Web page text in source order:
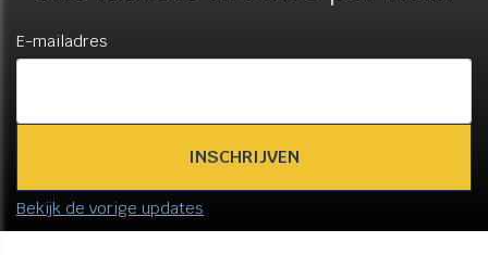
E-mailadres
Bekijk de vorige updates